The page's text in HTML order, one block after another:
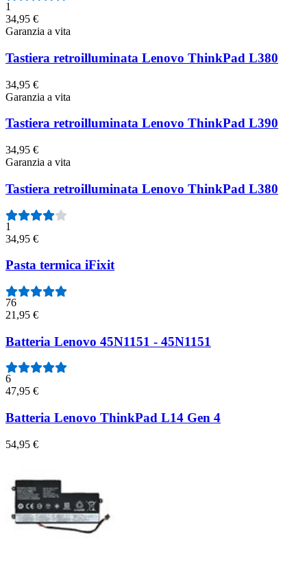
1
34,95 €
Garanzia a vita
Tastiera retroilluminata Lenovo ThinkPad L380
34,95 €
Garanzia a vita
Tastiera retroilluminata Lenovo ThinkPad L390
34,95 €
Garanzia a vita
Tastiera retroilluminata Lenovo ThinkPad L380
1
34,95 €
Pasta termica iFixit
76
21,95 €
Batteria Lenovo 45N1151 - 45N1151
6
47,95 €
Batteria Lenovo ThinkPad L14 Gen 4
54,95 €